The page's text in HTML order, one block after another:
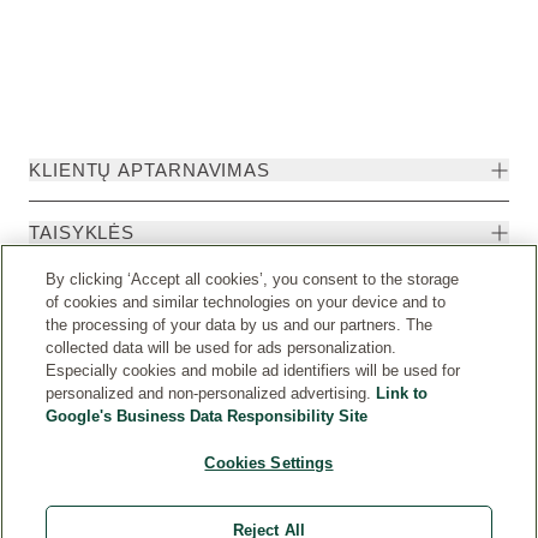
KLIENTŲ APTARNAVIMAS
TAISYKLĖS
Weleda International © Weleda 2026
By clicking ‘Accept all cookies’, you consent to the storage
of cookies and similar technologies on your device and to
the processing of your data by us and our partners. The
collected data will be used for ads personalization.
Especially cookies and mobile ad identifiers will be used for
personalized and non-personalized advertising. Link to
Google's Business Data Responsibility Site
Cookies Settings
Reject All